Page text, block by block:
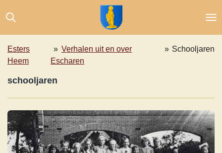
direct
naar
de
hoofdinhoud
Esters
Heem
» Verhalen uit en over
Escharen
» Schooljaren
schooljaren